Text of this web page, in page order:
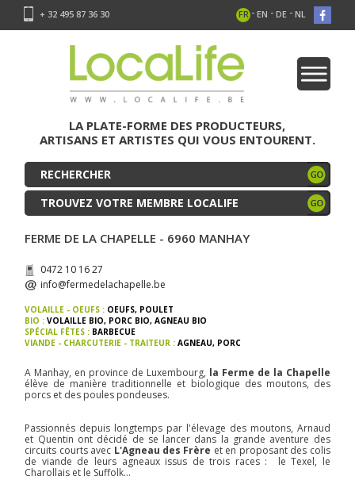
+ 32 495 87 36 30 FR - EN - DE - NL
LA PLATE-FORME DES PRODUCTEURS,
ARTISANS ET ARTISTES QUI VOUS ENTOURENT.
TROUVEZ VOTRE MEMBRE LOCALIFE
FERME DE LA CHAPELLE - 6960 MANHAY
0472 10 16 27
info@fermedelachapelle.be
VOLAILLE - OEUFS : OEUFS, POULET
BIO :VOLAILLE BIO, PORC BIO, AGNEAU BIO
SPÉCIAL FÊTES : BARBECUE
VIANDE - CHARCUTERIE - TRAITEUR :AGNEAU, PORC
A Manhay, en province de Luxembourg, la Ferme de la Chapelle
élève de manière traditionnelle et biologique des moutons, des
porcs et des poules pondeuses.
Passionnés depuis longtemps par l'élevage des moutons, Arnaud
et Quentin ont décidé de se lancer dans la grande aventure des
circuits courts avec L'Agneau des Frère et en proposant des colis
de viande de leurs agneaux issus de trois races : le Texel, le
Charollais et le Suffolk...